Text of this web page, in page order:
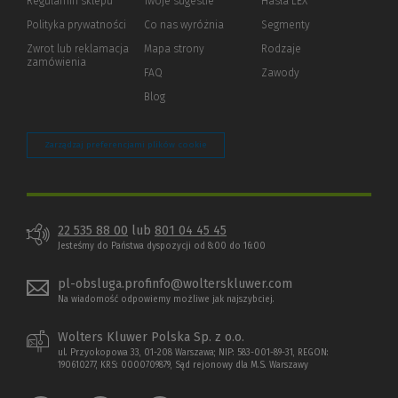
Polityka prywatności (Nowe
(Link
innej
Zwrot lub reklamacja
zamówienia
innej
strony)
Co nas wyróżnia
Mapa strony
FAQ
Blog
Segmenty
Rodzaje
Zawody
Zarządzaj preferencjami plików cookie
22 535 88 00 lub 801 04 45 45
Jesteśmy do Państwa dyspozycji od 8:00 do 16:00
pl-obsluga.profinfo@wolterskluwer.com
Na wiadomość odpowiemy możliwe jak najszybciej.
Wolters Kluwer Polska Sp. z o.o.
ul. Przyokopowa 33, 01-208 Warszawa; NIP: 583-001-89-31, REGON:
190610277, KRS: 0000709879, Sąd rejonowy dla M.S. Warszawy